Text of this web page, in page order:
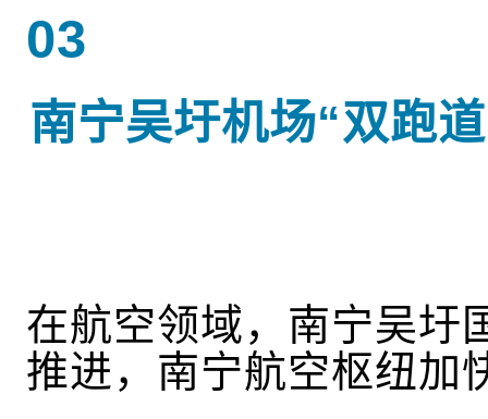
03
南宁吴圩机场“双跑
在航空领域， 南宁吴圩
推进 ，南宁航空枢纽加